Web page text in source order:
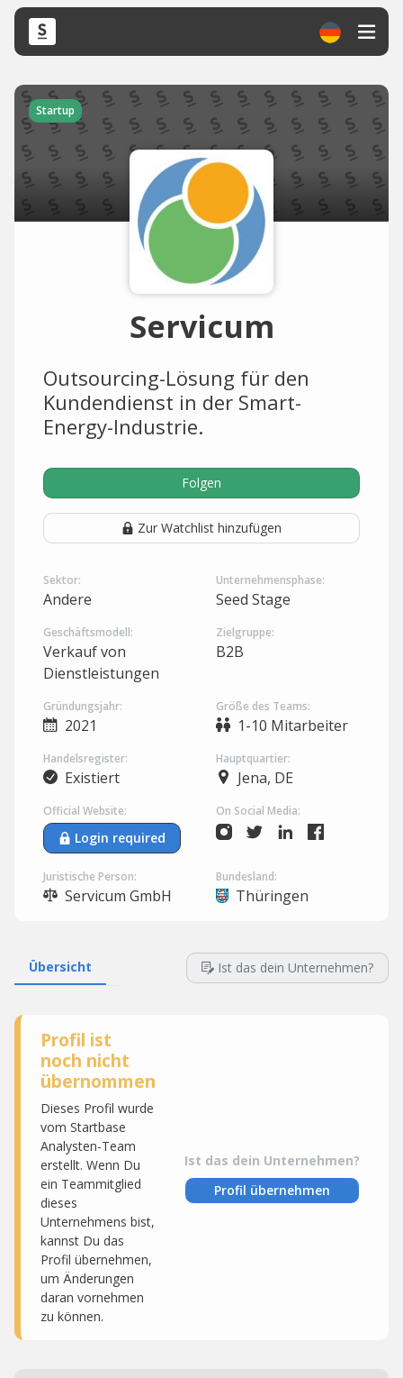
Startup
Servicum
Outsourcing-Lösung für den
Kundendienst in der Smart-
Energy-Industrie.
Folgen
Zur Watchlist hinzufügen
Sektor:
Andere
Unternehmensphase:
Seed Stage
Geschäftsmodell:
Verkauf von
Dienstleistungen
Zielgruppe:
B2B
Gründungsjahr:
2021
Größe des Teams:
1-10 Mitarbeiter
Handelsregister:
Existiert
Hauptquartier:
Jena, DE
Official Website:
Login required
On Social Media:
Juristische Person:
Servicum GmbH
Bundesland:
Thüringen
Übersicht Ist das dein Unternehmen?
Profil ist
noch nicht
übernommen
Dieses Profil wurde
vom Startbase
Analysten-Team
erstellt. Wenn Du
ein Teammitglied
dieses
Unternehmens bist,
kannst Du das
Profil übernehmen,
um Änderungen
daran vornehmen
zu können.
Ist das dein Unternehmen?
Profil übernehmen